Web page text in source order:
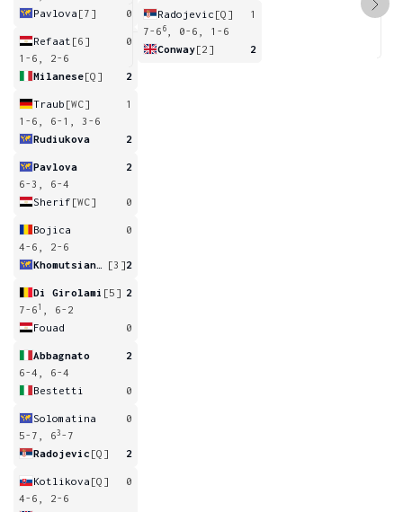
Pavlova [7] 0
Refaat [6]
0
1-6, 2-6
Milanese[Q] 2
Traub [WC]
1
1-6, 6-1, 3-6
Rudiukova
2
Pavlova
2
6-3, 6-4
Sherif [WC] 0
Bojica
0
4-6, 2-6
[3]2
Di Girolami [5] 2
7-6 1
, 6-2
Fouad
0
Abbagnato
2
6-4, 6-4
Bestetti
0
Solomatina
0
5-7, 63 -7
Radojevic [Q] 2
Kotlikova [Q]
0
4-6, 2-6
Radojevic [Q]
1
7-6 6
, 0-6, 1-6
Conway[2] 2